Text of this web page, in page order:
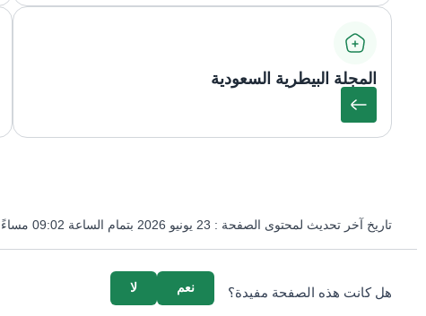
المجلة البيطرية السعودية
تاريخ آخر تحديث لمحتوى الصفحة : 23 يونيو 2026 بتمام الساعة 09:02 مساءً
هل كانت هذه الصفحة مفيدة؟ لا نعم